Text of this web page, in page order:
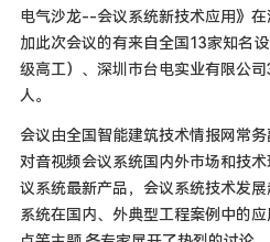
电气沙龙--会议系统新技术应用》
加此次会议的有来自全国13家知名
级高工）、深圳市台电实业有限公
人。
会议由全国智能建筑技术情报网常
对音视频会议系统国内外市场和技
议系统最新产品，会议系统技术发
系统在国内、外典型工程案例中的